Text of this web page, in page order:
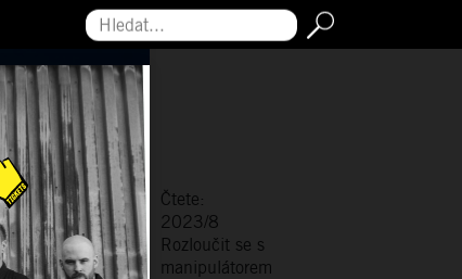
Hledat...
Čtete:
2023/8
Rozloučit se s
manipulátorem